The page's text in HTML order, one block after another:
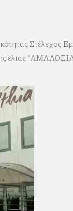
Στέλεχος
ελιάς